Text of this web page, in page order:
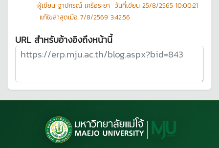
ผู้เขียน ฐาปกรณ์ เครือระยา วันที่เขียน 25/8/2565 10:00:21
แก้ไขล่าสุดเมื่อ 7/8/2569 3:42:56
URL สำหรับอ้างอิงถึงหน้านี้